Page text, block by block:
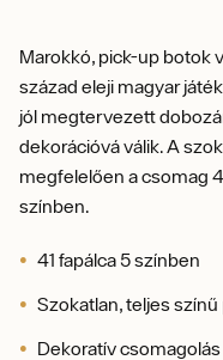
Marokkó, pick-up botok
század eleji magyar
jól megtervezett
dekorációvá válik. A
megfelelően a csomag
színben.
41 fapálca 5 színben
Szokatlan, teljes színű
Dekoratív csomagolás